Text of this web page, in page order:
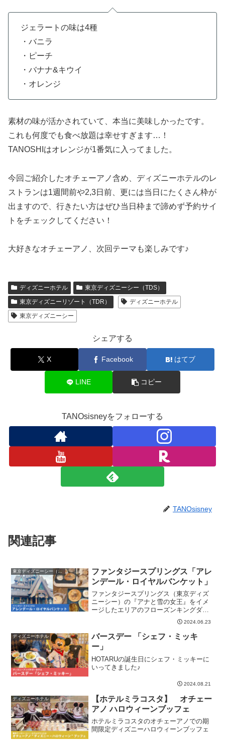
ジェラートの味は4種
・バニラ
・ピーチ
・バナナ&キウイ
・オレンジ
素材の味が活かされていて、本当に美味しかったです。
これも何度でも食べ放題は幸せすぎます…！
TANOSHIはオレンジが1番気に入ってました。
今回ご紹介したオチェーアノ含め、ディズニーホテルのレ
ストランは1週間前や2,3日前、更には当日にたくさん枠が
出ますので、行きたい方はぜひ当日枠まで諦めず予約サイ
トをチェックしてください！
大好きなオチェーアノ、次回テーマも楽しみです♪
ディズニーホテル
東京ディズニーシー（TDS）
東京ディズニーリゾート（TDR）
ディズニーホテル
東京ディズニーシー
シェアする
X Facebook はてブ
LINE コピー
TANOsisneyをフォローする
TANOsisney
関連記事
ファンタジースプリングス「アレ
ンデール・ロイヤルバンケット」
ファンタジースプリングス（東京ディズ
ニーシー）の『アナと雪の女王』をイメ
ージしたエリアのフローズンキングダム
内にある「アレンデール・ロイヤルバン
2024.06.23
ディズニーホテル
バースデー 「シェフ・ミッキ
ー」
HOTARUの誕生日にシェフ・ミッキーに
いってきました♪
2024.08.21
ディズニーホテル
【ホテルミラコスタ】 オチェー
アノ ハロウィーンブッフェ
ホテルミラコスタのオチェーアノでの期
間限定ディズニーハロウィーンブッフェ